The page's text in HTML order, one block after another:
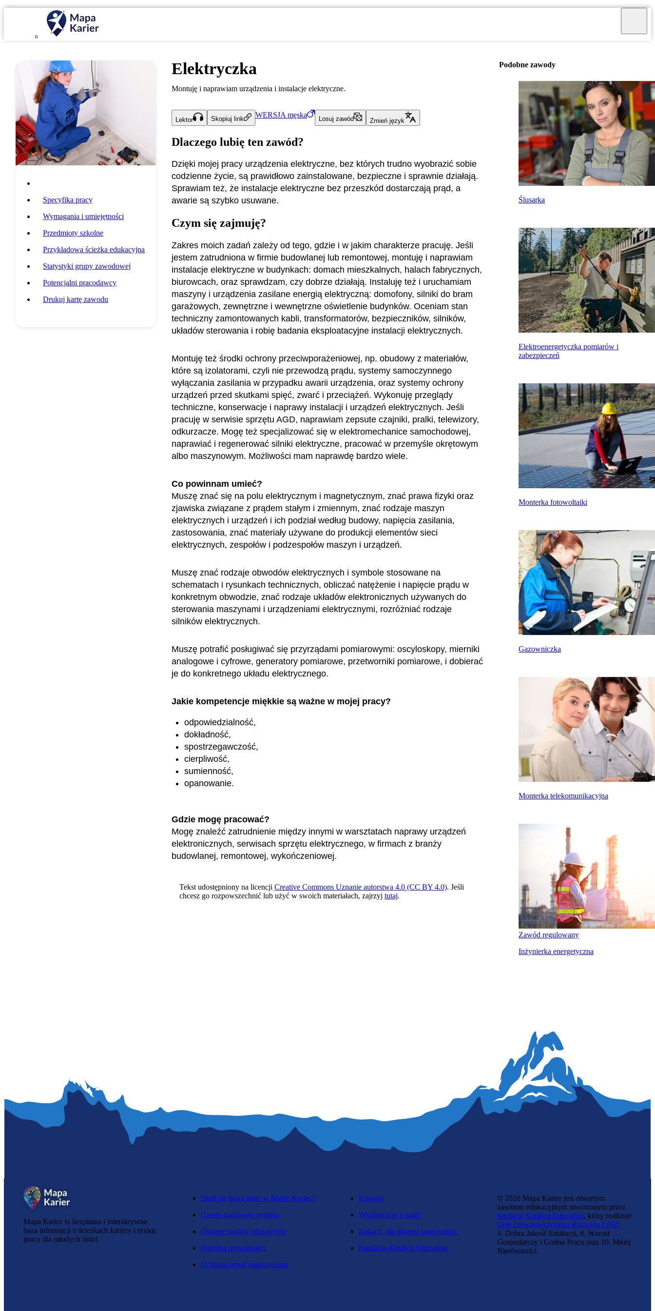
Specyfika pracy
Wymagania i umiejętności
Przedmioty szkolne
Przykładowa ścieżka edukacyjna
Statystyki grupy zawodowej
Potencjalni pracodawcy
Drukuj kartę zawodu
Elektryczka
Montuję i naprawiam urządzenia i instalacje elektryczne.
Lektor Skopiuj link WERSJA męska
Losuj zawód Zmień język
Dlaczego lubię ten zawód?
Dzięki mojej pracy urządzenia elektryczne, bez których trudno wyobrazić sobie
codzienne życie, są prawidłowo zainstalowane, bezpieczne i sprawnie działają.
Sprawiam też, że instalacje elektryczne bez przeszkód dostarczają prąd, a
awarie są szybko usuwane.
Czym się zajmuję?
Zakres moich zadań zależy od tego, gdzie i w jakim charakterze pracuję. Jeśli
jestem zatrudniona w firmie budowlanej lub remontowej, montuję i naprawiam
instalacje elektryczne w budynkach: domach mieszkalnych, halach fabrycznych,
biurowcach, oraz sprawdzam, czy dobrze działają. Instaluję też i uruchamiam
maszyny i urządzenia zasilane energią elektryczną: domofony, silniki do bram
garażowych, zewnętrzne i wewnętrzne oświetlenie budynków. Oceniam stan
techniczny zamontowanych kabli, transformatorów, bezpieczników, silników,
układów sterowania i robię badania eksploatacyjne instalacji elektrycznych.
Montuję też środki ochrony przeciwporażeniowej, np. obudowy z materiałów,
które są izolatorami, czyli nie przewodzą prądu, systemy samoczynnego
wyłączania zasilania w przypadku awarii urządzenia, oraz systemy ochrony
urządzeń przed skutkami spięć, zwarć i przeciążeń. Wykonuję przeglądy
techniczne, konserwacje i naprawy instalacji i urządzeń elektrycznych. Jeśli
pracuję w serwisie sprzętu AGD, naprawiam zepsute czajniki, pralki, telewizory,
odkurzacze. Mogę też specjalizować się w elektromechanice samochodowej,
naprawiać i regenerować silniki elektryczne, pracować w przemyśle okrętowym
albo maszynowym. Możliwości mam naprawdę bardzo wiele.
Co powinnam umieć?
Muszę znać się na polu elektrycznym i magnetycznym, znać prawa fizyki oraz
zjawiska związane z prądem stałym i zmiennym, znać rodzaje maszyn
elektrycznych i urządzeń i ich podział według budowy, napięcia zasilania,
zastosowania, znać materiały używane do produkcji elementów sieci
elektrycznych, zespołów i podzespołów maszyn i urządzeń.
Muszę znać rodzaje obwodów elektrycznych i symbole stosowane na
schematach i rysunkach technicznych, obliczać natężenie i napięcie prądu w
konkretnym obwodzie, znać rodzaje układów elektronicznych używanych do
sterowania maszynami i urządzeniami elektrycznymi, rozróżniać rodzaje
silników elektrycznych.
Muszę potrafić posługiwać się przyrządami pomiarowymi: oscyloskopy, mierniki
analogowe i cyfrowe, generatory pomiarowe, przetworniki pomiarowe, i dobierać
je do konkretnego układu elektrycznego.
Jakie kompetencje miękkie są ważne w mojej pracy?
odpowiedzialność,
dokładność,
spostrzegawczość,
cierpliwość,
sumienność,
opanowanie.
Gdzie mogę pracować?
Mogę znaleźć zatrudnienie między innymi w warsztatach naprawy urządzeń
elektronicznych, serwisach sprzętu elektrycznego, w firmach z branży
budowlanej, remontowej, wykończeniowej.
Tekst udostępniony na licencji Creative Commons Uznanie autorstwa 4.0 (CC BY 4.0). Jeśli
chcesz go rozpowszechnić lub użyć w swoich materiałach, zajrzyj tutaj.
Podobne zawody
Ślusarka
Elektroenergetyczka pomiarów i
zabezpieczeń
Monterka fotowoltaiki
Gazowniczka
Monterka telekomunikacyjna
Zawód regulowany
Inżynierka energetyczna
Mapa Karier to bezpłatna i interaktywna
baza informacji o ścieżkach kariery i rynku
pracy dla młodych ludzi.
Skąd się biorą dane w Mapie Karier?
Często zadawane pytania
Otwarte zasoby edukacyjne
Polityka prywatności
Ochrona przed nadużyciami
Kontakt
Współpracuj z nami
Zobacz, jak możesz nam pomóc
Fundacja Katalyst Education
© 2026 Mapa Karier jest otwartym
zasobem edukacyjnym stworzonym przez
fundację Katalyst Education, który realizuje
Cele Zrównoważonego Rozwoju ONZ:
4. Dobra Jakość Edukacji, 8. Wzrost
Gospodarczy i Godna Praca oraz 10. Mniej
Nierówności.